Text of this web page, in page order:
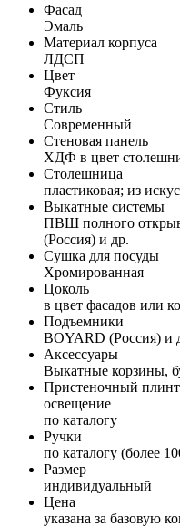
Фасад
Эмаль
Материал корпуса
ЛДСП
Цвет
Фуксия
Стиль
Современный
Стеновая панель
ХДФ в цвет
Столешница
пластиковая; из
Выкатные системы
ПВШ полного
(Россия) и др.
Сушка для посуды
Хромированная
Цоколь
в цвет фасадов или
Подъемники
BOYARD (Россия) и
Аксессуары
Выкатные корзины,
Пристеночный
освещение
по каталогу
Ручки
по каталогу (более
Размер
индивидуальный
Цена
указана за базовую